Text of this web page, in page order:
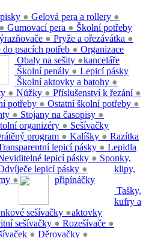
● Gelová pera a rollery ●
● Gumovací pera ●
● Pryže a ořezávátka ●
do psacích potřeb ●
Školní potřeby
Obaly na sešity ●
Školní penály ●
Školní aktovky a batohy ●
● Nůžky ● Příslušenství k řezání ●
potřeby ● Ostatní školní potřeby ●
Organizace
kanceláře
● Stojany na časopisy ●
organizéry ●
program ● Kalíšky ●
Lepicí pásky
lepicí pásky ●
lepicí pásky ●
lepicí pásky ●
●
Sešívačky
sešívačky ●
sešívačky ● Rozešívače ●
● Děrovačky ●
Razítka
Lepidla
Sponky,
klipy,
připínáčky
Tašky,
kufry a
aktovky